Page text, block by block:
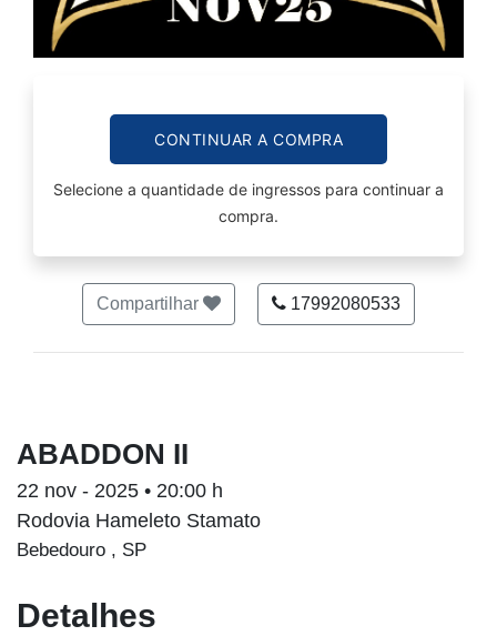
CONTINUAR A COMPRA
Selecione a quantidade de ingressos para continuar a
compra.
Compartilhar 17992080533
ABADDON II
22 nov - 2025 • 20:00 h
Rodovia Hameleto Stamato
Bebedouro , SP
Detalhes